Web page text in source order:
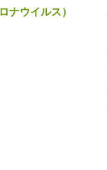
ナウイルス）